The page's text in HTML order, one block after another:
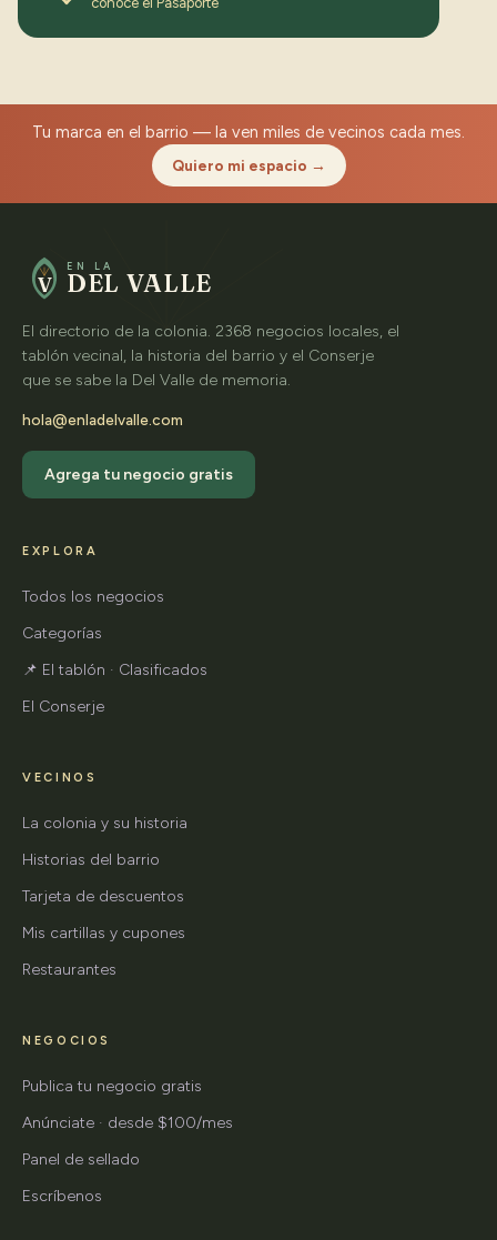
Tu marca en el barrio — la ven miles de vecinos cada mes.
Quiero mi espacio →
V
EN LA
DEL VALLE
El directorio de la colonia. 2368 negocios locales, el
tablón vecinal, la historia del barrio y el Conserje
que se sabe la Del Valle de memoria.
hola@enladelvalle.com
Agrega tu negocio gratis
EXPLORA
Todos los negocios
Categorías
📌 El tablón · Clasificados
El Conserje
VECINOS
La colonia y su historia
Historias del barrio
Tarjeta de descuentos
Mis cartillas y cupones
Restaurantes
NEGOCIOS
Publica tu negocio gratis
Anúnciate · desde $100/mes
Panel de sellado
Escríbenos